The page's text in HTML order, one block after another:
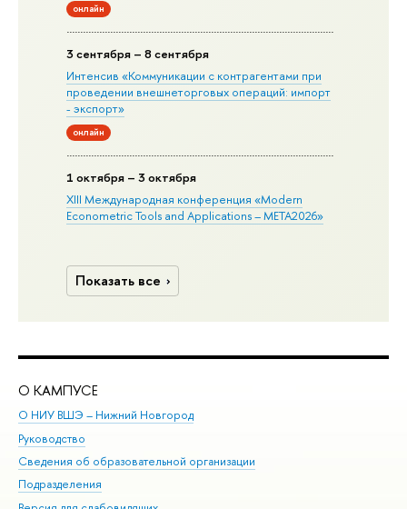
онлайн
3 сентября – 8 сентября
Интенсив «Коммуникации с контрагентами при
проведении внешнеторговых операций: импорт
- экспорт»
онлайн
1 октября – 3 октября
XIII Международная конференция «Modern
Econometric Tools and Applications – META2026»
Показать все
О КАМПУСЕ
О НИУ ВШЭ – Нижний Новгород
Руководство
Сведения об образовательной организации
Подразделения